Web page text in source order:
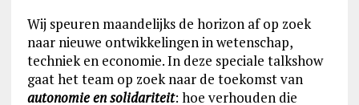
Wij speuren maandelijks de horizon af op zoek
naar nieuwe ontwikkelingen in wetenschap,
techniek en economie. In deze speciale talkshow
gaat het team op zoek naar de toekomst van
autonomie en solidariteit: hoe verhouden die